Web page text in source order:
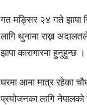
गत मङ्सिर २४ गते झापा
लागि थुनामा राख्न
झापा कारागारमा हुनुहुन्छ ।
घरमा आमा मात्र रहेका
प्रयोजनका लागि नेपालको